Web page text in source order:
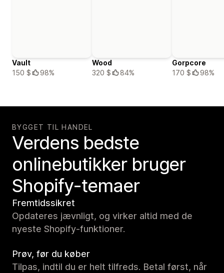
Vault
150 $
98%
Wood
320 $
84%
Gorpcore
170 $
98%
BYGGET TIL HANDEL
Verdens bedste
onlinebutikker bruger
Shopify-temaer
Fremtidssikret
Opdateres jævnligt, og virker altid med de
nyeste Shopify-funktioner.
Prøv, før du køber
Tilpas, indtil du er helt tilfreds. Betal først, når